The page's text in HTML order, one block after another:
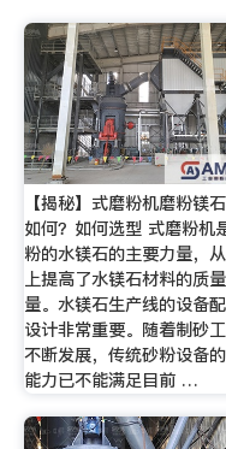
【揭秘】式磨粉机磨粉镁
如何？如何选型 式磨粉机
粉的水镁石的主要力量，
上提高了水镁石材料的质
量。水镁石生产线的设备
设计非常重要。随着制砂
不断发展，传统砂粉设备
能力已不能满足目前 …